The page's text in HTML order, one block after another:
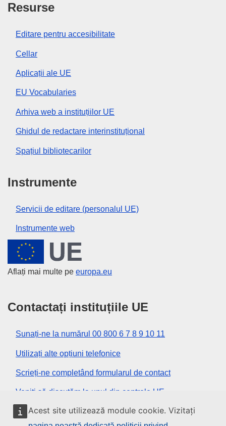
Acest site utilizează module cookie. Vizitați
Resurse
Editare pentru accesibilitate
Cellar
Aplicații ale UE
EU Vocabularies
Arhiva web a instituțiilor UE
Ghidul de redactare interinstituțional
Spațiul bibliotecarilor
Instrumente
Servicii de editare (personalul UE)
Instrumente web
Uniunea Europeană
Aflați mai multe pe europa.eu
Contactați instituțiile UE
Sunați-ne la numărul 00 800 6 7 8 9 10 11
Utilizați alte opțiuni telefonice
Scrieți-ne completând formularul de contact
Veniți să discutăm la unul din centrele UE
Rețele sociale